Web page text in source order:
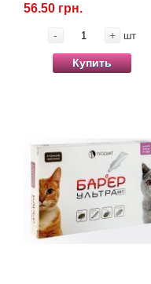
56.50 грн.
- + шт
Купить